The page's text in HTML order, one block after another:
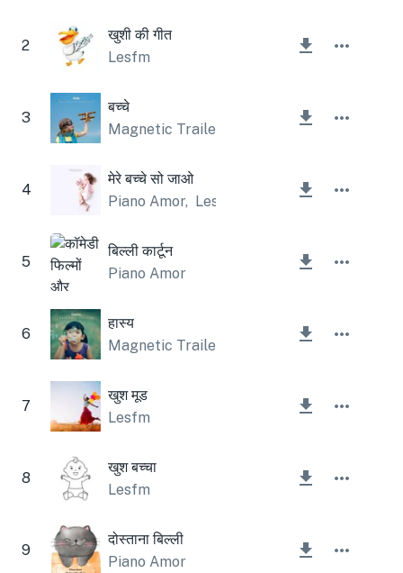
2
खुशी की गीत
Lesfm
3
बच्चे
Magnetic Trailer
4
मेरे बच्चे सो जाओ
Piano Amor, Lesfm
5
बिल्ली कार्टून
Piano Amor
6
हास्य
Magnetic Trailer
7
खुश मूड
Lesfm
8
खुश बच्चा
Lesfm
9
दोस्ताना बिल्ली
Piano Amor